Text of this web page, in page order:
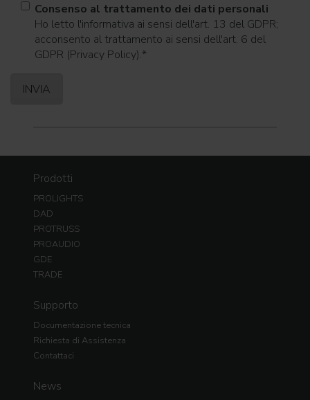
Consenso al trattamento dei dati personali
Ho letto l'informativa ai sensi dell'art. 13 del GDPR;
acconsento al trattamento ai sensi dell'art. 6 del
GDPR (Privacy Policy).*
Prodotti
PROLIGHTS
DAD
PROTRUSS
PROAUDIO
GDE
TRADE
Supporto
Documentazione tecnica
Richiesta di Assistenza
Contattaci
News